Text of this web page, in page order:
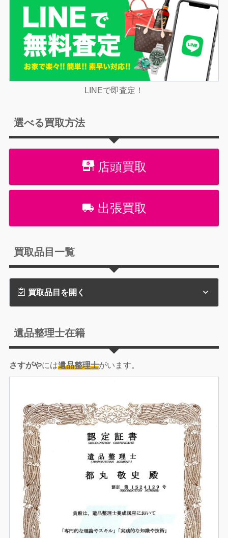
LINEで即査定！
選べる買取方法
店頭買取
出張買取
買取品目一覧
買取品目を開く
遺品整理士在籍
さすがやには遺品整理士がいます。